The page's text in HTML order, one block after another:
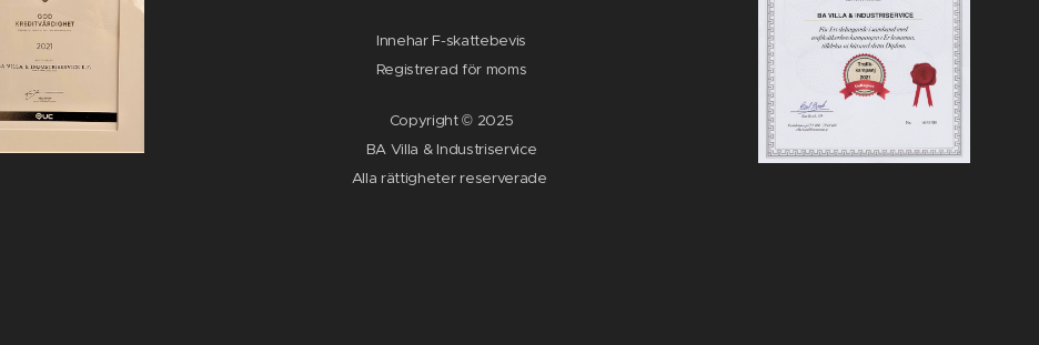
Innehar F-skattebevis
Registrerad för moms
Copyright © 2025
BA Villa & Industriservice
Alla rättigheter reserverade